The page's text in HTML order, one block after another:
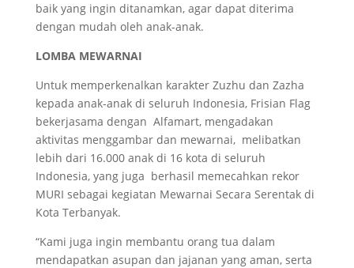
baik yang ingin ditanamkan, agar dapat diterima
dengan mudah oleh anak-anak.
LOMBA MEWARNAI
Untuk memperkenalkan karakter Zuzhu dan Zazha
kepada anak-anak di seluruh Indonesia, Frisian Flag
bekerjasama dengan Alfamart, mengadakan
aktivitas menggambar dan mewarnai, melibatkan
lebih dari 16.000 anak di 16 kota di seluruh
Indonesia, yang juga berhasil memecahkan rekor
MURI sebagai kegiatan Mewarnai Secara Serentak di
Kota Terbanyak.
“Kami juga ingin membantu orang tua dalam
mendapatkan asupan dan jajanan yang aman, serta